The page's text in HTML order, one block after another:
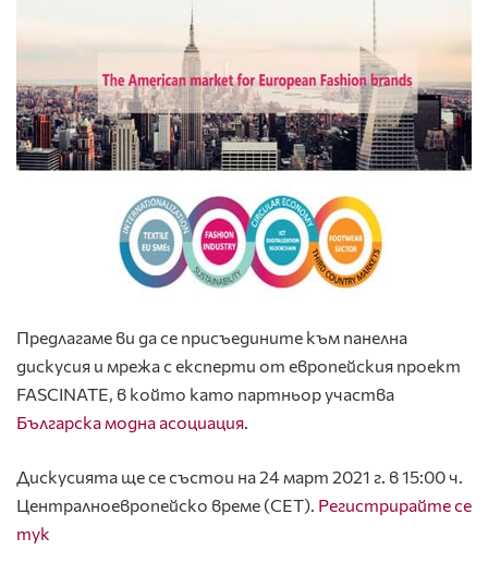
Предлагаме ви да се присъедините към панелна
дискусия и мрежа с експерти от европейския проект
FASCINATE, в който като партньор участва
Българска модна асоциация
Дискусията ще се състои на24 март 2021 г. в 15:00 ч.
Централноевропейско време (CET). Регистрирайте се
тук